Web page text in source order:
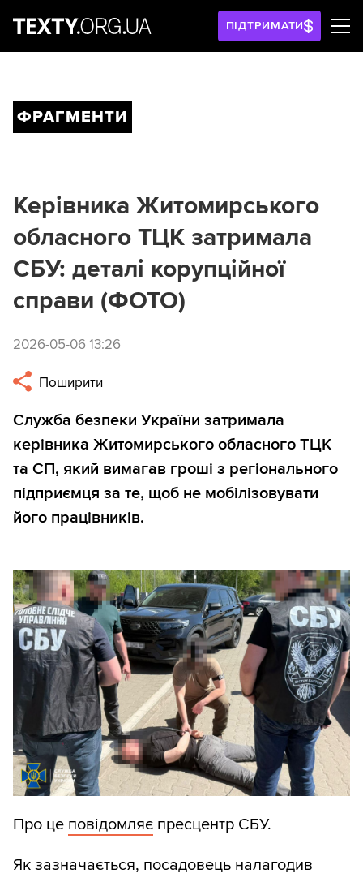
ПІДТРИМАТИ
ФРАГМЕНТИ
Керівника Житомирського
обласного ТЦК затримала
СБУ: деталі корупційної
справи (ФОТО)
2026-05-06 13:26
Поширити
Служба безпеки України затримала
керівника Житомирського обласного ТЦК
та СП, який вимагав гроші з регіонального
підприємця за те, щоб не мобілізовувати
його працівників.
Про це повідомляє пресцентр СБУ.
Як зазначається, посадовець налагодив